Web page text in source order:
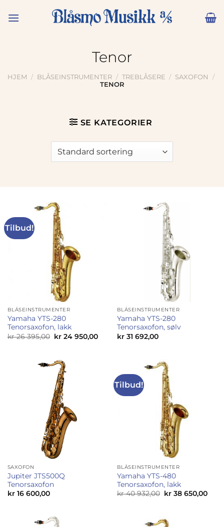
Tenor
HJEM / BLÅSEINSTRUMENTER / TREBLÅSERE / SAXOFON
/
TENOR
SE KATEGORIER
Tilbud!
BLÅSEINSTRUMENTER
Yamaha YTS-280
Tenorsaxofon, lakk
kr26 395,00 Opprinnelig
395,00.
kr24 950,00Nåværende
BLÅSEINSTRUMENTER
Yamaha YTS-280
Tenorsaxofon, sølv
kr31 692,00
SAXOFON
Jupiter JTS500Q
Tenorsaxofon
kr16 600,00
Tilbud!
BLÅSEINSTRUMENTER
Yamaha YTS-480
Tenorsaxofon, lakk
kr40 932,00 Opprinnelig
932,00.
kr38 650,00